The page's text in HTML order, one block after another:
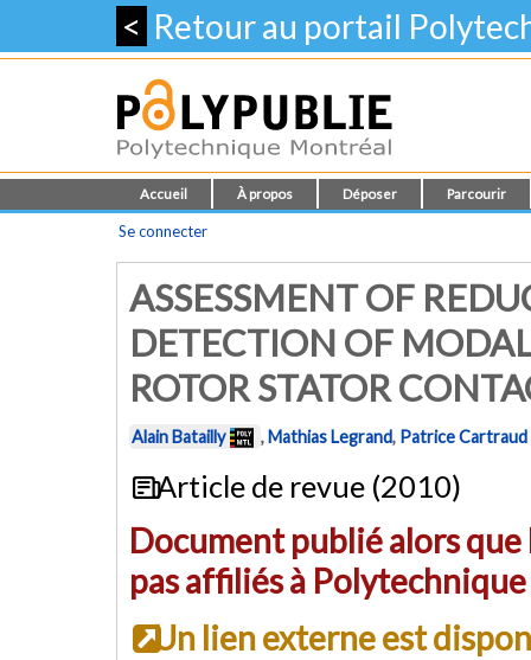
< Retour au portail
Accueil À propos Déposer Parcourir
Se connecter
ASSESSMENT OF
DETECTION OF
ROTOR STATOR
Alain Batailly ,Mathias Legrand, Patrice Cartraud
Article de revue (2010)
Document publié alors
pas affiliés à
Un lien externe est